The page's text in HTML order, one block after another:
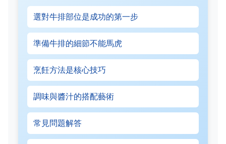
選對牛排部位是成功的第一步
準備牛排的細節不能馬虎
烹飪方法是核心技巧
調味與醬汁的搭配藝術
常見問題解答